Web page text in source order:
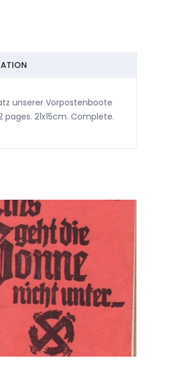
unserer Vorpostenboote
21x15cm. Complete.